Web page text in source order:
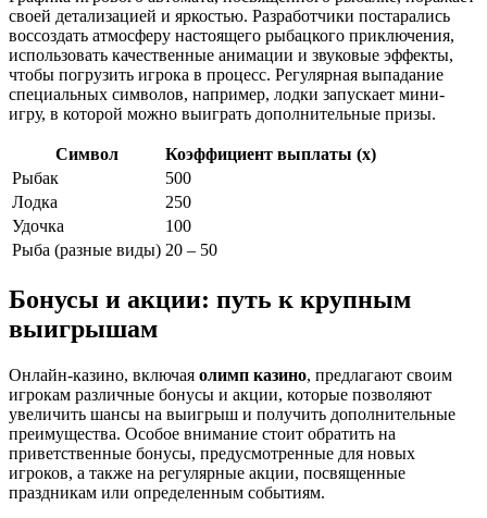
своей детализацией и яркостью. Разработчики постарались
воссоздать атмосферу настоящего рыбацкого приключения,
использовать качественные анимации и звуковые эффекты,
чтобы погрузить игрока в процесс. Регулярная выпадание
специальных символов, например, лодки запускает мини-
игру, в которой можно выиграть дополнительные призы.
Символ
Коэффициент выплаты (x)
Рыбак
500
Лодка
250
Удочка
100
Рыба (разные виды) 20 – 50
Бонусы и акции: путь к крупным
выигрышам
Онлайн-казино, включая олимп казино, предлагают своим
игрокам различные бонусы и акции, которые позволяют
увеличить шансы на выигрыш и получить дополнительные
преимущества. Особое внимание стоит обратить на
приветственные бонусы, предусмотренные для новых
игроков, а также на регулярные акции, посвященные
праздникам или определенным событиям.